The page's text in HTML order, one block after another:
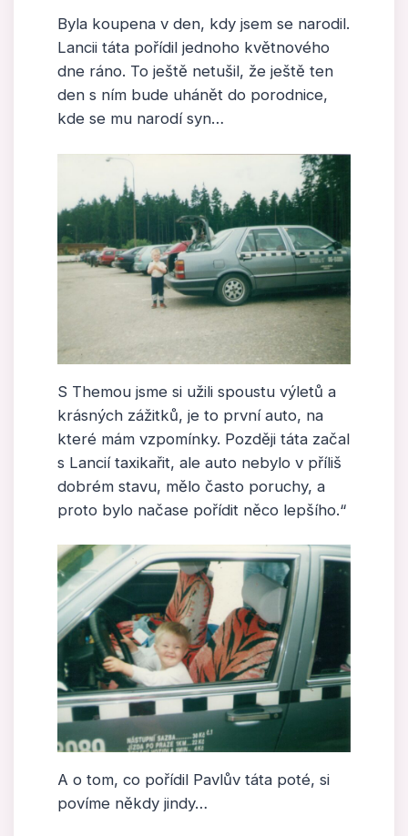
Byla koupena v den, kdy jsem se narodil.
Lancii táta pořídil jednoho květnového
dne ráno. To ještě netušil, že ještě ten
den s ním bude uhánět do porodnice,
kde se mu narodí syn…
S Themou jsme si užili spoustu výletů a
krásných zážitků, je to první auto, na
které mám vzpomínky. Později táta začal
s Lancií taxikařit, ale auto nebylo v příliš
dobrém stavu, mělo často poruchy, a
proto bylo načase pořídit něco lepšího.“
A o tom, co pořídil Pavlův táta poté, si
povíme někdy jindy…